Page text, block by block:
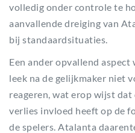
volledig onder controle te
aanvallende dreiging van
bij standaardsituaties.
Een ander opvallend
leek na de gelijkmaker niet
reageren, wat erop wijst
verlies invloed heeft op de
de spelers. Atalanta